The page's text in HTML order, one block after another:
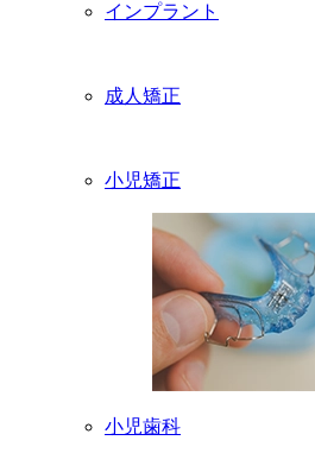
インプラント
成人矯正
小児矯正
小児歯科